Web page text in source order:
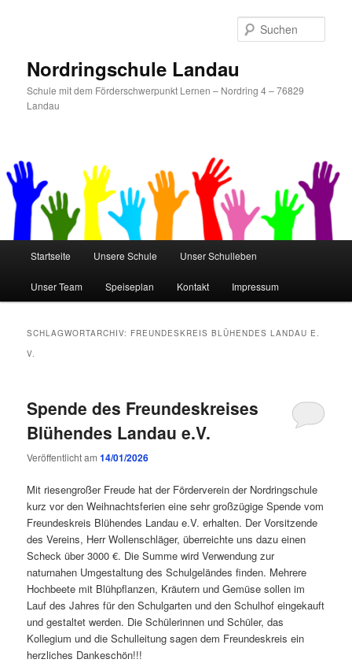
Nordringschule Landau
Schule mit dem Förderschwerpunkt Lernen – Nordring 4 – 76829
Landau
Startseite Unsere Schule Unser Schulleben
Unser Team Speiseplan Kontakt Impressum
SCHLAGWORTARCHIV: FREUNDESKREIS BLÜHENDES LANDAU E.
V.
Spende des Freundeskreises
Blühendes Landau e.V.
Veröffentlicht am14/01/2026
Mit riesengroßer Freude hat der Förderverein der Nordringschule
kurz vor den Weihnachtsferien eine sehr großzügige Spende vom
Freundeskreis Blühendes Landau e.V. erhalten. Der Vorsitzende
des Vereins, Herr Wollenschläger, überreichte uns dazu einen
Scheck über 3000 €. Die Summe wird Verwendung zur
naturnahen Umgestaltung des Schulgeländes finden. Mehrere
Hochbeete mit Blühpflanzen, Kräutern und Gemüse sollen im
Lauf des Jahres für den Schulgarten und den Schulhof eingekauft
und gestaltet werden. Die Schülerinnen und Schüler, das
Kollegium und die Schulleitung sagen dem Freundeskreis ein
herzliches Dankeschön!!!